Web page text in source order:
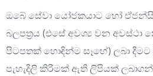
ඔබේ සේවා යෝජකයාට හෝ
බලපත්‍රය (එසේ අවශ්‍ය වන අවස්ථා
පිටපතක් හොඳින්ම සෑහේ) ලබා
පැහැදිලි කිරීමක් ඇති ලිපියක්